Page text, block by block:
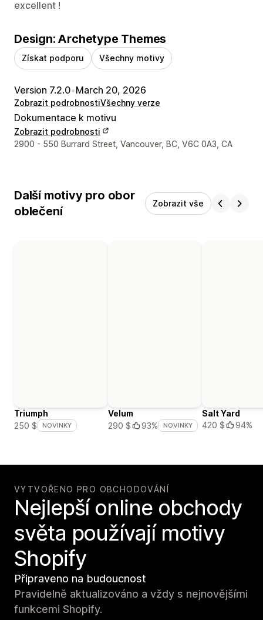
excellent !
Design: Archetype Themes
Získat podporu Všechny motivy
Version 7.2.0•March 20, 2026
Zobrazit podrobnostiVšechny verze
Dokumentace k motivu
Zobrazit podrobnosti
Kontaktní údaje designéra
2900 - 550 Burrard Street, Vancouver, BC, V6C 0A3, CA
Další motivy pro obor
oblečení
Zobrazit vše
Triumph
250 $
NOVINKY
Velum
290 $
93% NOVINKY
Salt Yard
420 $
94%
VYTVOŘENO PRO OBCHODOVÁNÍ
Nejlepší online obchody
světa používají motivy
Shopify
Připraveno na budoucnost
Pravidelně aktualizováno a vždy s nejnovějšími
funkcemi Shopify.